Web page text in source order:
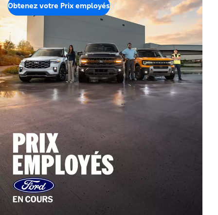
Obtenez votre Prix employés